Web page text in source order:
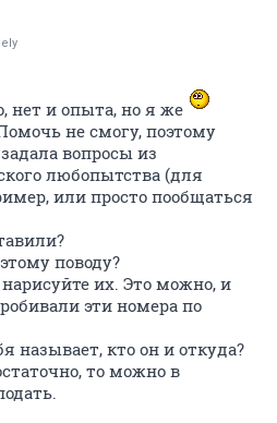
нет и опыта, но я же
не смогу, поэтому
вопросы из
любопытства (для
или просто пообщаться
поводу?
их. Это можно, и
эти номера по
называет, кто он и откуда?
то можно в